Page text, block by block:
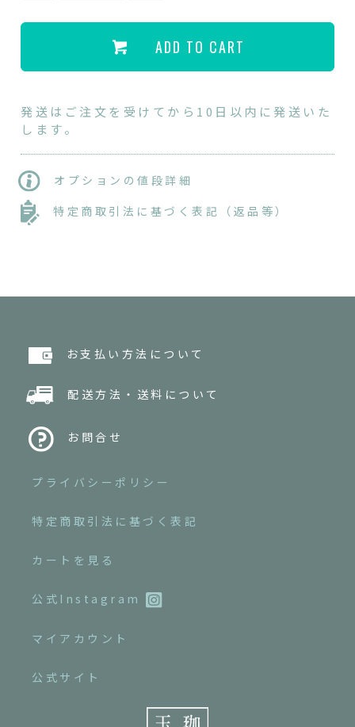
ADD TO CART
発送はご注文を受けてから10日以内に発送いた
します。
オプションの値段詳細
特定商取引法に基づく表記（返品等）
お支払い方法について
配送方法・送料について
お問合せ
プライバシーポリシー
特定商取引法に基づく表記
カートを見る
公式Instagram
マイアカウント
公式サイト